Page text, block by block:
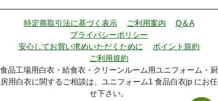
特定商取引法に基づく表示 ご利用案内
Q＆A
プライバシーポリシー
安心してお買い求めいただくために
ポイント規約
ご利用規約
食品工場用白衣・給食衣・クリーンルーム用ユニフォーム・厨
房用白衣に関するご相談は、ユニフォーム1 食品白衣jp にお任
せ下さい。